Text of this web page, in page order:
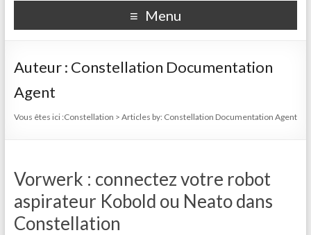
Menu
Auteur : Constellation Documentation
Agent
Vous êtes ici :Constellation >Articles by: Constellation Documentation Agent
Vorwerk : connectez votre robot
aspirateur Kobold ou Neato dans
Constellation